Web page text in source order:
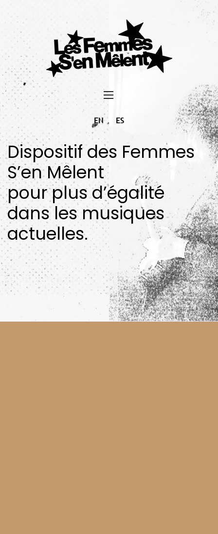
EN ES
Dispositif des Femmes
S’en Mêlent
pour plus d’égalité
dans les musiques
actuelles.